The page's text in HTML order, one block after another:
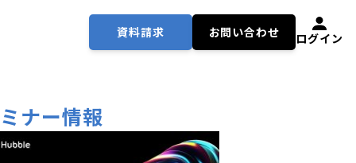
資料請求 お問い合わせ ログイン
ナー情報